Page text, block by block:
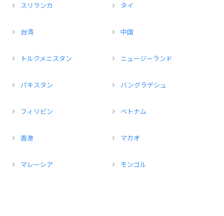
スリランカ タイ
台湾 中国
トルクメニスタン ニュージーランド
パキスタン バングラデシュ
フィリピン ベトナム
香港 マカオ
マレーシア モンゴル